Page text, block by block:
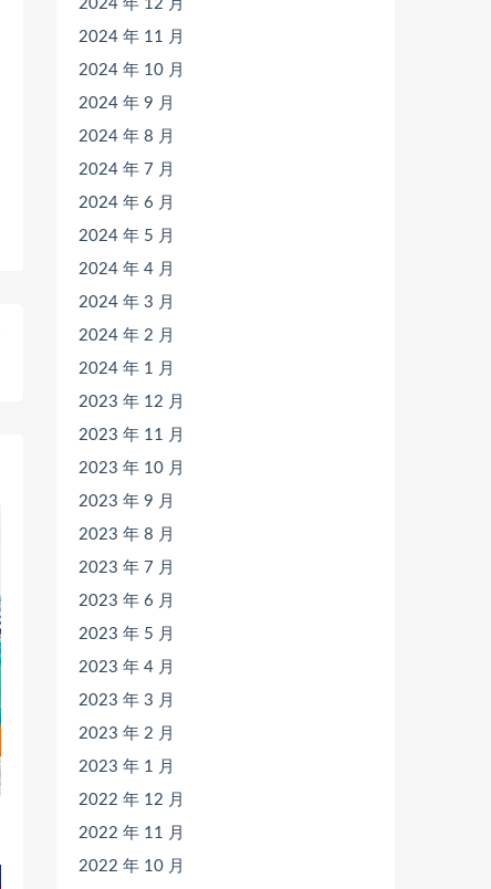
2024 年 12 月
2024 年 11 月
2024 年 10 月
2024 年 9 月
2024 年 8 月
2024 年 7 月
2024 年 6 月
2024 年 5 月
2024 年 4 月
2024 年 3 月
2024 年 2 月
2024 年 1 月
2023 年 12 月
2023 年 11 月
2023 年 10 月
2023 年 9 月
2023 年 8 月
2023 年 7 月
2023 年 6 月
2023 年 5 月
2023 年 4 月
2023 年 3 月
2023 年 2 月
2023 年 1 月
2022 年 12 月
2022 年 11 月
2022 年 10 月